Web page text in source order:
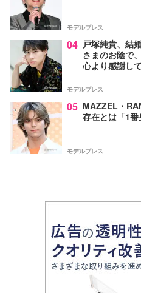
モデルプレス
04 戸塚純貴、結
さまのお陰で
心より感謝し
モデルプレス
05 MAZZEL・
存在とは「1番
モデルプレス